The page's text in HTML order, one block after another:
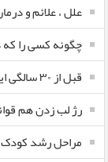
علل ، علائم و
چگونه کسی را
قبل از ۳۰ سالگی این کارها را انجام بدهید
رژ لب زدن هم
مراحل رشد کودک از